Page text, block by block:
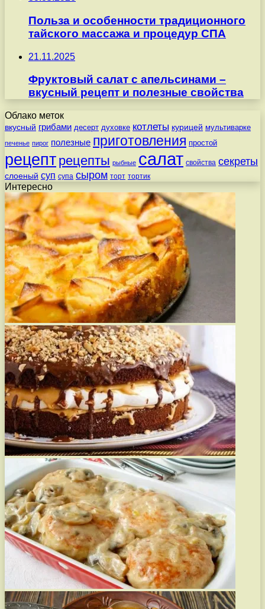
Польза и особенности традиционного
тайского массажа и процедур СПА
21.11.2025
Фруктовый салат с апельсинами –
вкусный рецепт и полезные свойства
Облако меток
вкусный грибами десерт духовке котлеты курицей мультиварке
печенье пирог полезные приготовления простой
рецепт рецепты рыбные салат свойства секреты
слоеный суп супа сыром торт тортик
Интересно